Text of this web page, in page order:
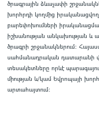
ծրագրային ձևաչափի
խորհրդի կողմից
բարեփոխումների
իշխանության անկախության և
ծրագրի շրջանակներում:
սահմանադրական դատարանի
տեսակետները որևէ
միության և/կամ Եվրոպայի
արտահայտում: